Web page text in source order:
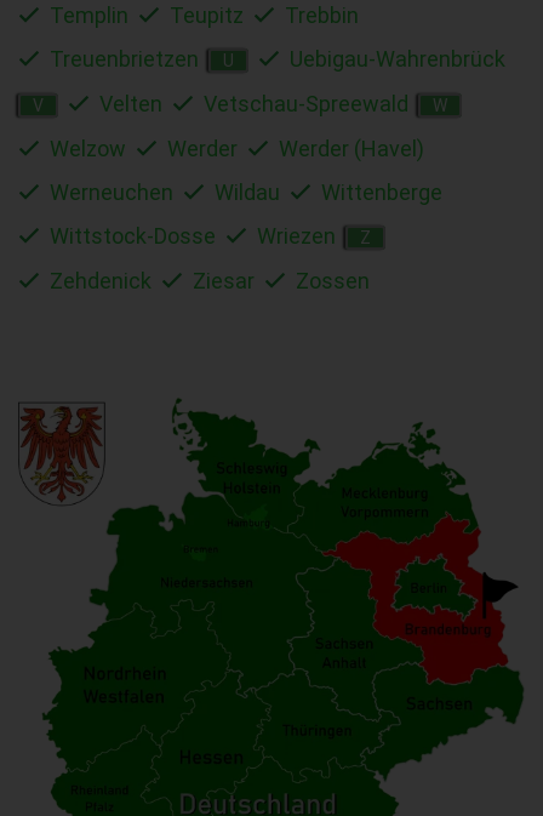
Templin
Teupitz
Trebbin
Treuenbrietzen
U Uebigau-Wahrenbrück
V Velten Vetschau-Spreewald W
Welzow Werder
Werder (Havel)
Werneuchen
Wildau
Wittenberge
Wittstock-Dosse
Wriezen Z
Zehdenick Ziesar Zossen